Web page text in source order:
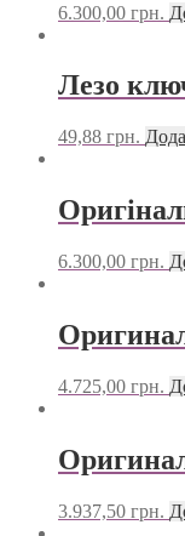
6.300,00 грн.
Лезо
49,88 грн.
6.300,00 грн.
4.725,00 грн.
3.937,50 грн.